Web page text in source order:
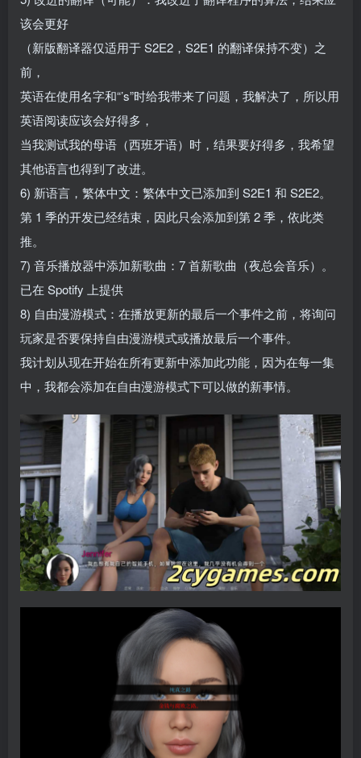
该会更好
（新版翻译器仅适用于 S2E2，S2E1 的翻译保持不变）之
前，
英语在使用名字和“’s”时给我带来了问题，我解决了，所以用
英语阅读应该会好得多，
当我测试我的母语（西班牙语）时，结果要好得多，我希望
其他语言也得到了改进。
6) 新语言，繁体中文：繁体中文已添加到 S2E1 和 S2E2。
第 1 季的开发已经结束，因此只会添加到第 2 季，依此类
推。
7) 音乐播放器中添加新歌曲：7 首新歌曲（夜总会音乐）。
已在 Spotify 上提供
8) 自由漫游模式：在播放更新的最后一个事件之前，将询问
玩家是否要保持自由漫游模式或播放最后一个事件。
我计划从现在开始在所有更新中添加此功能，因为在每一集
中，我都会添加在自由漫游模式下可以做的新事情。